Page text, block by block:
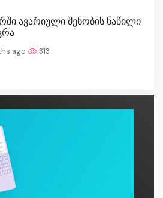
ავარიული შენობის ნაწილი
ago 313